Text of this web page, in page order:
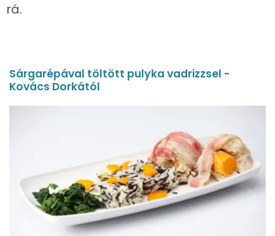
rá.
Sárgarépával töltött pulyka vadrizzsel -
Kovács Dorkától